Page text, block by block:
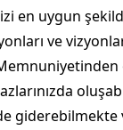
en uygun
ve